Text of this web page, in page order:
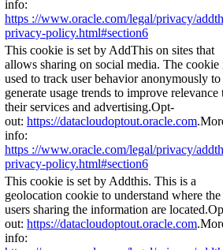
info:
https ://www.oracle.com/legal/privacy/
privacy-policy.html#section6
This cookie is set by AddThis on sites that
allows sharing on social media. The cookie
used to track user behavior anonymously to
generate usage trends to improve relevance
their services and advertising.Opt-
out: https://datacloudoptout.oracle.com
info:
https ://www.oracle.com/legal/privacy/
privacy-policy.html#section6
This cookie is set by Addthis. This is a
geolocation cookie to understand where the
users sharing the information are
out: https://datacloudoptout.oracle.com
info: